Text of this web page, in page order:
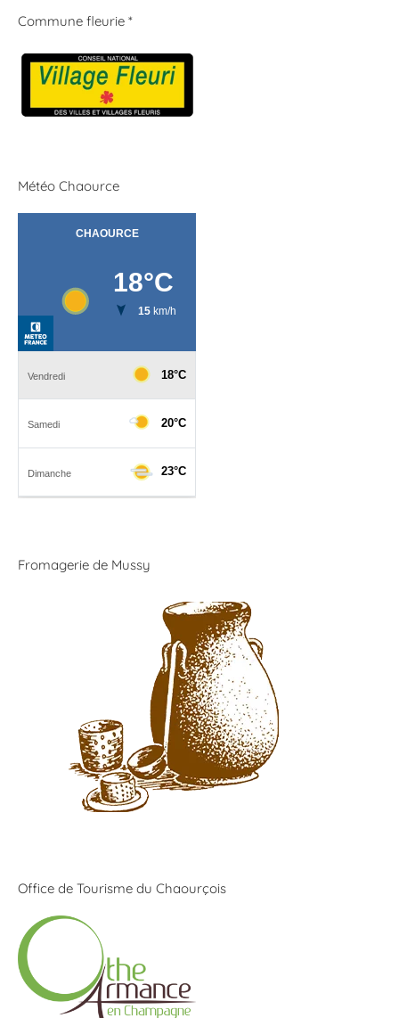
Commune fleurie *
Météo Chaource
Fromagerie de Mussy
Office de Tourisme du Chaourçois